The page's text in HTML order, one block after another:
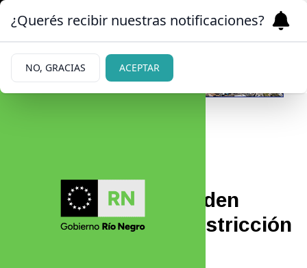
Lo imputaron por
desobedecer una orden
judicial y violar la restricción
¿Querés recibir nuestras notificaciones?
NO, GRACIAS ACEPTAR